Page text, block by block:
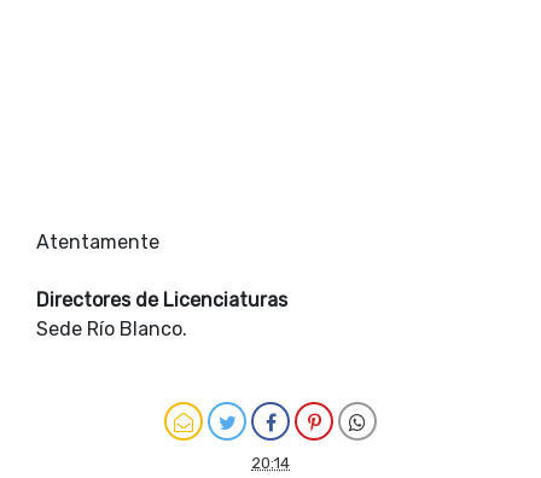
Atentamente
Directores de Licenciaturas
Sede Río Blanco.
20:14